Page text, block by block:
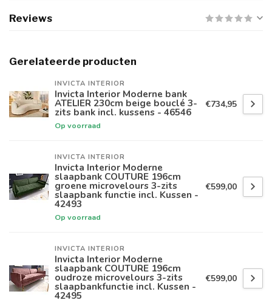
Reviews
Gerelateerde producten
INVICTA INTERIOR
Invicta Interior Moderne bank
ATELIER 230cm beige bouclé 3-
zits bank incl. kussens - 46546
Op voorraad
€734,95
INVICTA INTERIOR
Invicta Interior Moderne
slaapbank COUTURE 196cm
groene microvelours 3-zits
slaapbank functie incl. Kussen -
42493
Op voorraad
€599,00
INVICTA INTERIOR
Invicta Interior Moderne
slaapbank COUTURE 196cm
oudroze microvelours 3-zits
slaapbankfunctie incl. Kussen -
42495
€599,00